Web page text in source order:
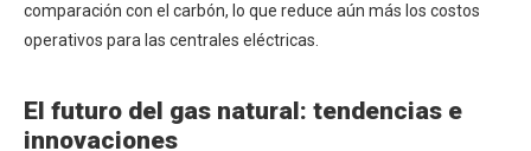
comparación con el carbón, lo que reduce aún más los costos
operativos para las centrales eléctricas.
El futuro del gas natural: tendencias e
innovaciones